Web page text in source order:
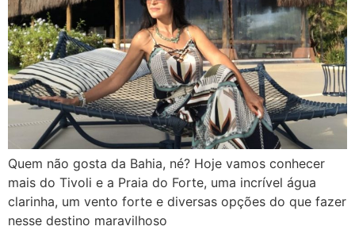
Quem não gosta da Bahia, né? Hoje vamos conhecer
mais do Tivoli e a Praia do Forte, uma incrível água
clarinha, um vento forte e diversas opções do que fazer
nesse destino maravilhoso